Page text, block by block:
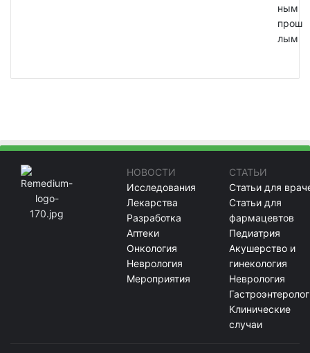
ным
прош
лым
НОВОСТИ
Исследования
Лекарства
Разработка
Аптеки
Онкология
Неврология
Мероприятия
СТАТЬИ
Статьи для
Статьи для
фармацевтов
Педиатрия
Акушерство и
гинекология
Неврология
Клинические
случаи